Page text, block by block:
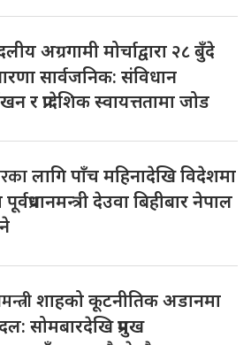
अग्रगामी मोर्चाद्वारा २८ बुँदे
सार्वजनिक: संविधान
र प्रादेशिक स्वायत्ततामा जोड
लागि पाँच महिनादेखि विदेशमा
देउवा बिहीबार नेपाल
शाहको कूटनीतिक अडानमा
सोमबारदेखि प्रमुख